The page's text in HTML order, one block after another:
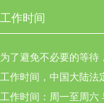
工作时间
为了避免不必要的等待
工作时间，中国大陆法
工作时间：周一至周六